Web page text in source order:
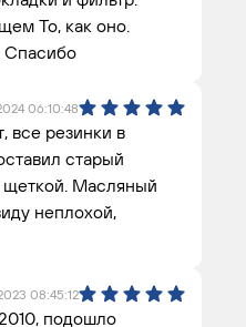
То, как оно.
Спасибо
06:10:48
все резинки в
старый
щеткой. Масляный
неплохой,
08:45:12
подошло